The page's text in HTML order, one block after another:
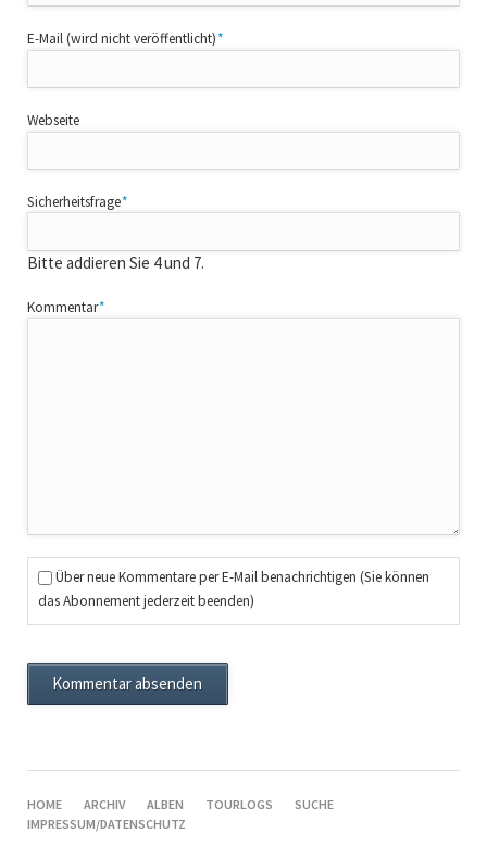
Pflichtfeld
E-Mail (wird nicht veröffentlicht)*
Webseite
Pflichtfeld
Sicherheitsfrage*
Bitte addieren Sie 4 und 7.
Pflichtfeld
Kommentar*
Über neue Kommentare per E-Mail benachrichtigen (Sie können
das Abonnement jederzeit beenden)
Kommentar absenden
NAVIGATION
ÜBERSPRINGEN
HOME ARCHIV ALBEN TOURLOGS
SUCHE
IMPRESSUM/DATENSCHUTZ